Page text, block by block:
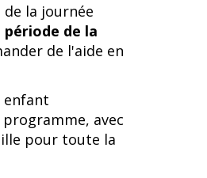
la journée
de la
de l'aide en
enfant
avec
pour toute la